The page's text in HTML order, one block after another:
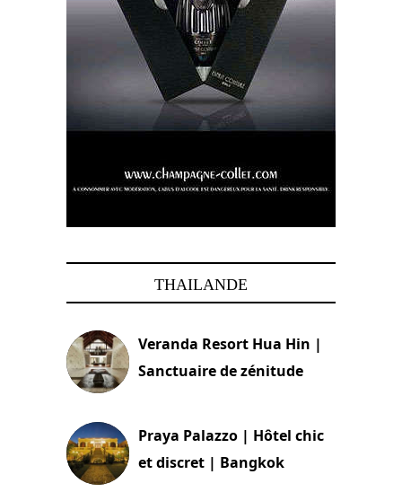
THAILANDE
Veranda Resort Hua Hin |
Sanctuaire de zénitude
Praya Palazzo | Hôtel chic
et discret | Bangkok